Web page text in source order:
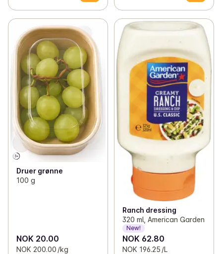
Druer grønne
100 g
NOK 20.00
NOK 200.00 /kg
Ranch dressing
320 ml, American Garden
New!
NOK 62.80
NOK 196.25 /L